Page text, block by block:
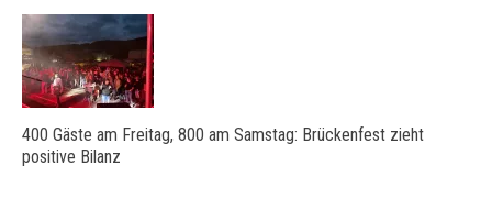
400 Gäste am Freitag, 800 am Samstag: Brückenfest zieht
positive Bilanz